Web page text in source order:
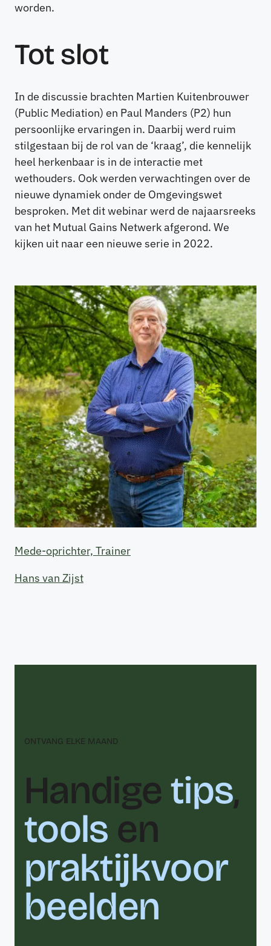
worden.
Tot slot
In de discussie brachten Martien Kuitenbrouwer
(Public Mediation) en Paul Manders (P2) hun
persoonlijke ervaringen in. Daarbij werd ruim
stilgestaan bij de rol van de ‘kraag’, die kennelijk
heel herkenbaar is in de interactie met
wethouders. Ook werden verwachtingen over de
nieuwe dynamiek onder de Omgevingswet
besproken. Met dit webinar werd de najaarsreeks
van het Mutual Gains Netwerk afgerond. We
kijken uit naar een nieuwe serie in 2022.
Mede-oprichter, Trainer
Hans van Zijst
ONTVANG ELKE MAAND
Handigetips,
tools en
praktijkvoor
beelden